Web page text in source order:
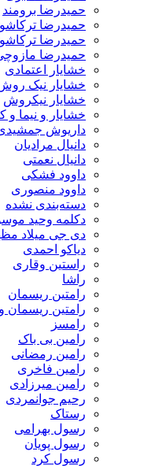
حمیدرضا برومند
حمیدرضا
حمیدرضا
حمیدرضا
خشایار اعتمادی
خشایار نیک
خشایار نیکروش
خشایار و نیما و
داریوش
دانیال مرادیان
دانیال نعمتی
داوود فشکی
داوود منصوری
دسته‌بندی نشده
دکلمه وحید
دی جی میلاد
دیاکو احمدی
راستین وقاری
راشا
رامتین ریسمان
رامتین
رامسز
رامین بی باک
رامین رمضانی
رامین فاخری
رامین میرزادی
رحیم جوانمردی
رستاک
رسول بهرامی
رسول پویان
رسول کرد